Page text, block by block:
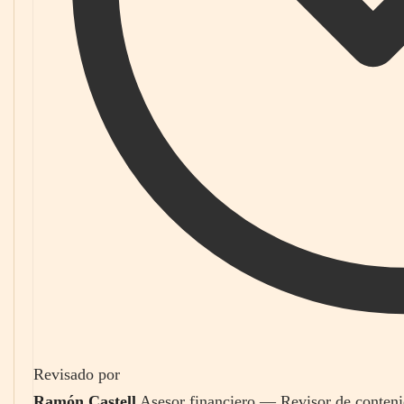
Revisado por